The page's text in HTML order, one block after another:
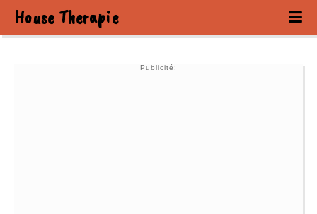
House Therapie
Publicité: